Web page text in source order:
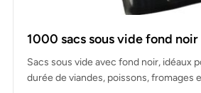
1000 sacs sous vide fond noir
Sacs sous vide avec fond noir, idéaux
durée de viandes, poissons, fromages